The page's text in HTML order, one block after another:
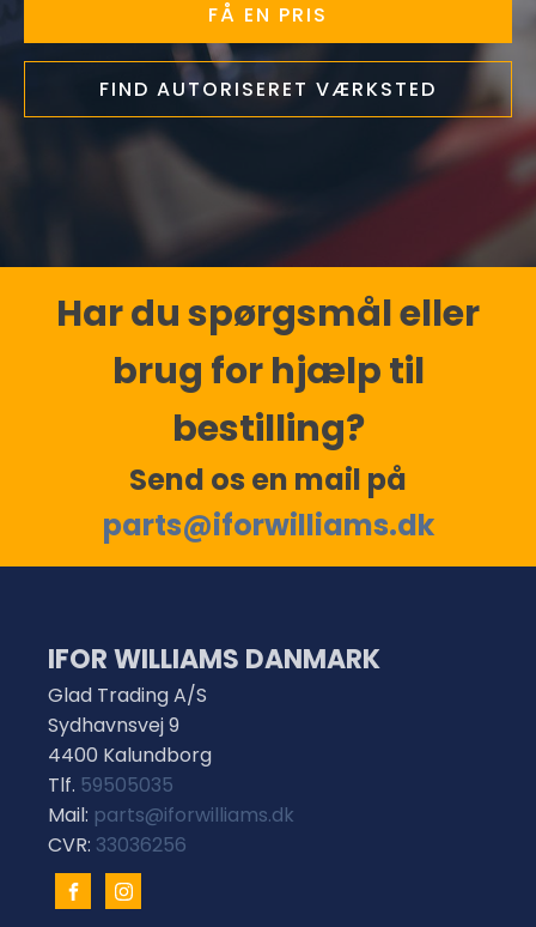
FÅ EN PRIS
FIND AUTORISERET VÆRKSTED
Har du spørgsmål eller
brug for hjælp til
bestilling?
Send os en mail på
parts@iforwilliams.dk
IFOR WILLIAMS DANMARK
Glad Trading A/S
Sydhavnsvej 9
4400 Kalundborg
Tlf. 59505035
Mail: parts@iforwilliams.dk
CVR: 33036256